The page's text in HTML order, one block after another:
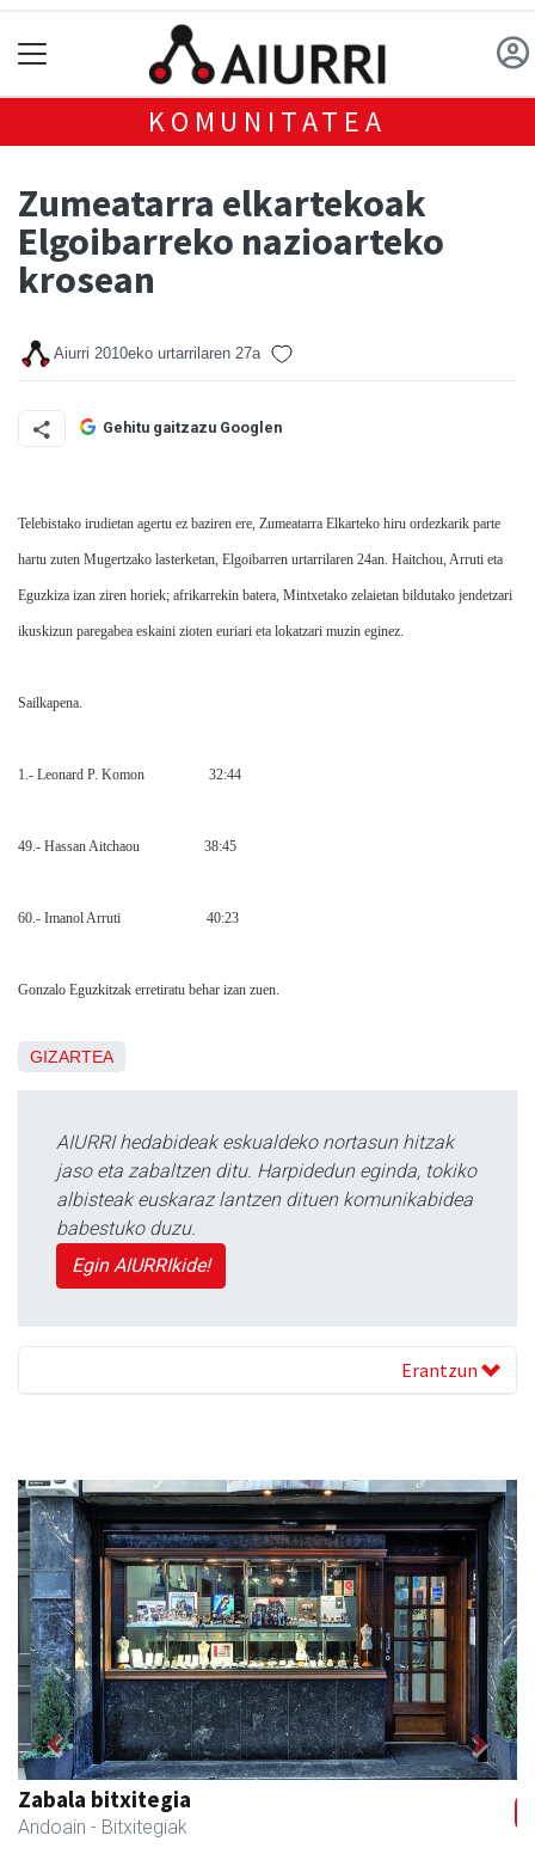
KOMUNITATEA
Zumeatarra elkartekoak
Elgoibarreko nazioarteko
krosean
Aiurri 2010eko urtarrilaren 27a
Gehitu gaitzazu Googlen
Telebistako irudietan agertu ez baziren ere, Zumeatarra Elkarteko hiru ordezkarik parte
hartu zuten Mugertzako lasterketan, Elgoibarren urtarrilaren 24an. Haitchou, Arruti eta
Eguzkiza izan ziren horiek; afrikarrekin batera, Mintxetako zelaietan bildutako jendetzari
ikuskizun paregabea eskaini zioten euriari eta lokatzari muzin eginez.
Sailkapena.
1.- Leonard P. Komon 32:44
49.- Hassan Aitchaou 38:45
60.- Imanol Arruti 40:23
Gonzalo Eguzkitzak erretiratu behar izan zuen.
GIZARTEA
AIURRI hedabideak eskualdeko nortasun hitzak
jaso eta zabaltzen ditu. Harpidedun eginda, tokiko
albisteak euskaraz lantzen dituen komunikabidea
babestuko duzu.
Egin AIURRIkide!
Erantzun
Bengoetxea autoeskola
Andoain - Autoeskolak
Previous Next